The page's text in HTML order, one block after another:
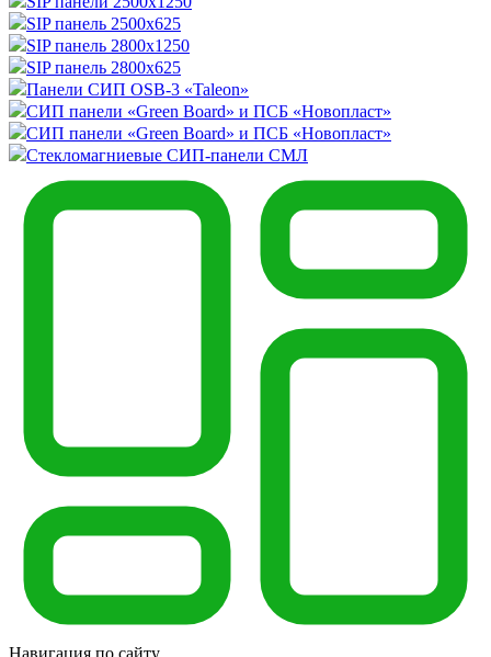
SIP панель 2500х625
SIP панель 2800х1250
SIP панель 2800х625
Панели СИП OSB-3 «Taleon»
СИП панели «Green Board» и ПСБ «Новопласт»
СИП панели «Green Board» и ПСБ «Новопласт»
Стекломагниевые СИП-панели СМЛ
Навигация по сайту